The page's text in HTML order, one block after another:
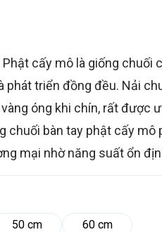
Phật cấy mô là giống chuối
phát triển đồng đều. Nải
óng khi chín, rất được
chuối bàn tay phật cấy
mại nhờ năng suất ổn
50 cm 60 cm